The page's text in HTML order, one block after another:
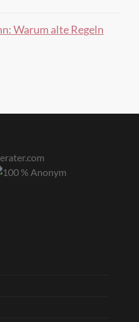
Warum alte Regeln